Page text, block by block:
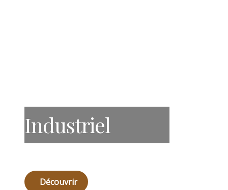
Industriel
Découvrir